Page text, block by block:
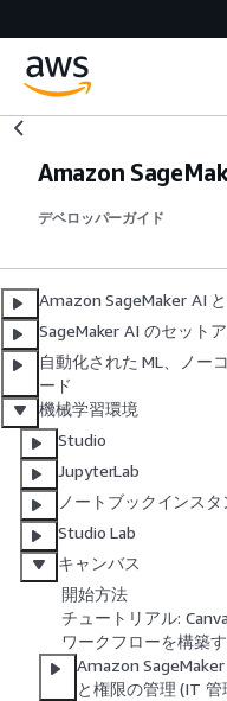
Amazon
デベロッパーガイド
Amazon SageMaker AI
SageMaker AI のセット
自動化された ML、ノー
ード
機械学習環境
Studio
JupyterLab
ノートブックインスタ
Studio Lab
キャンバス
開始方法
チュートリアル:
ワークフローを構築
Amazon
と権限の管理 (IT 管